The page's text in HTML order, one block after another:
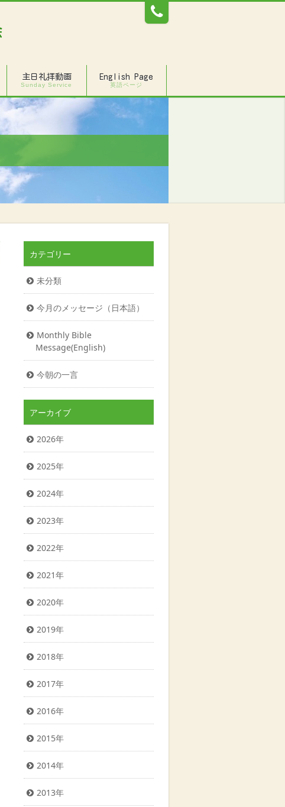
主日礼拝動画
Sunday Service
English Page
英語ページ
カテゴリー
未分類
今月のメッセージ（日本語）
Monthly Bible
Message(English)
今朝の一言
アーカイブ
2026年
2025年
2024年
2023年
2022年
2021年
2020年
2019年
2018年
2017年
2016年
2015年
2014年
2013年